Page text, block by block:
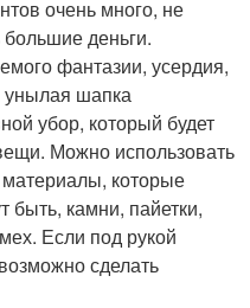
очень много, не
большие деньги.
фантазии, усердия,
унылая шапка
убор, который будет
Можно использовать
которые
быть, камни, пайетки,
Если под рукой
сделать